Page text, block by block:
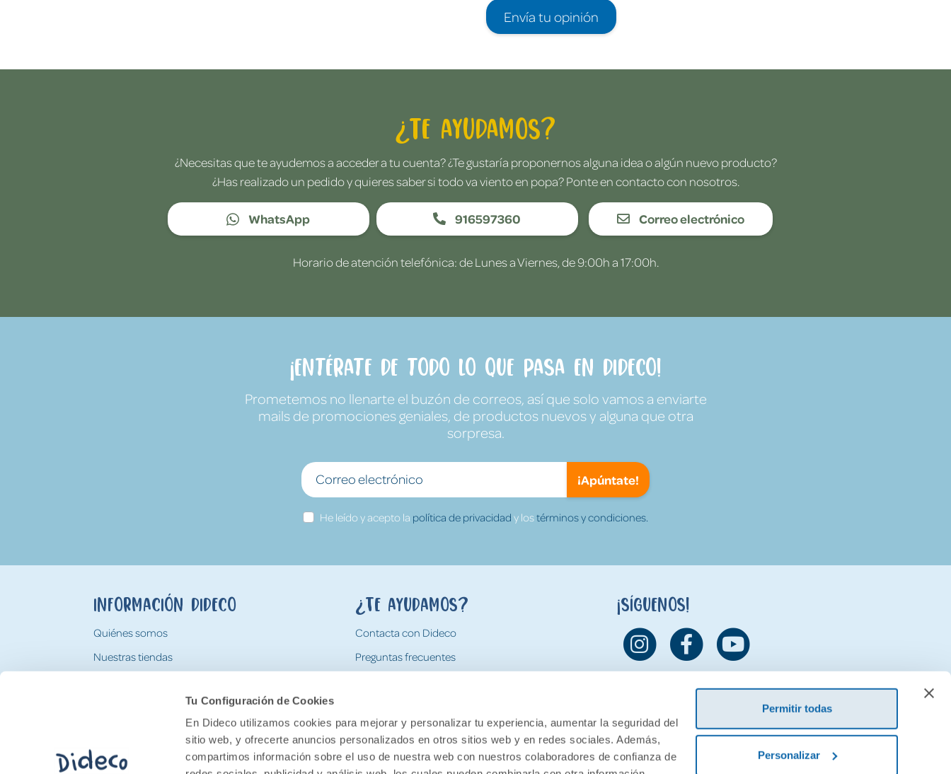
Tu Configuración de Cookies
En Dideco utilizamos cookies para mejorar y personalizar tu experiencia, aumentar la seguridad del
sitio web, y ofrecerte anuncios personalizados en otros sitios web y en redes sociales. Además,
compartimos información sobre el uso de nuestra web con nuestros colaboradores de confianza de
Permitir todas
Personalizar
Envía tu opinión
¿Te ayudamos?
¿Necesitas que te ayudemos a acceder a tu cuenta? ¿Te gustaría proponernos alguna idea o algún nuevo producto?
¿Has realizado un pedido y quieres saber si todo va viento en popa? Ponte en contacto con nosotros.
WhatsApp 916597360 Correo electrónico
Horario de atención telefónica: de Lunes a Viernes, de 9:00h a 17:00h.
¡Entérate de todo lo que pasa en Dideco!
Prometemos no llenarte el buzón de correos, así que solo vamos a enviarte
mails de promociones geniales, de productos nuevos y alguna que otra
sorpresa.
¡Apúntate!
He leído y acepto la política de privacidad y lostérminos y condiciones.
Información Dideco
Quiénes somos
Nuestras tiendas
Tarjeta Regalo Dideco
¿Te ayudamos?
Contacta con Dideco
Preguntas frecuentes
Devoluciones
¡Síguenos!